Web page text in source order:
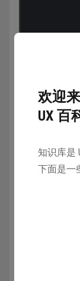
退订计划
钮，可以进
欢迎
UX 百
知识库是
下面是一